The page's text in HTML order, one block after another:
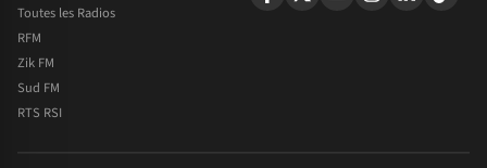
Toutes les Radios
RFM
Zik FM
Sud FM
RTS RSI